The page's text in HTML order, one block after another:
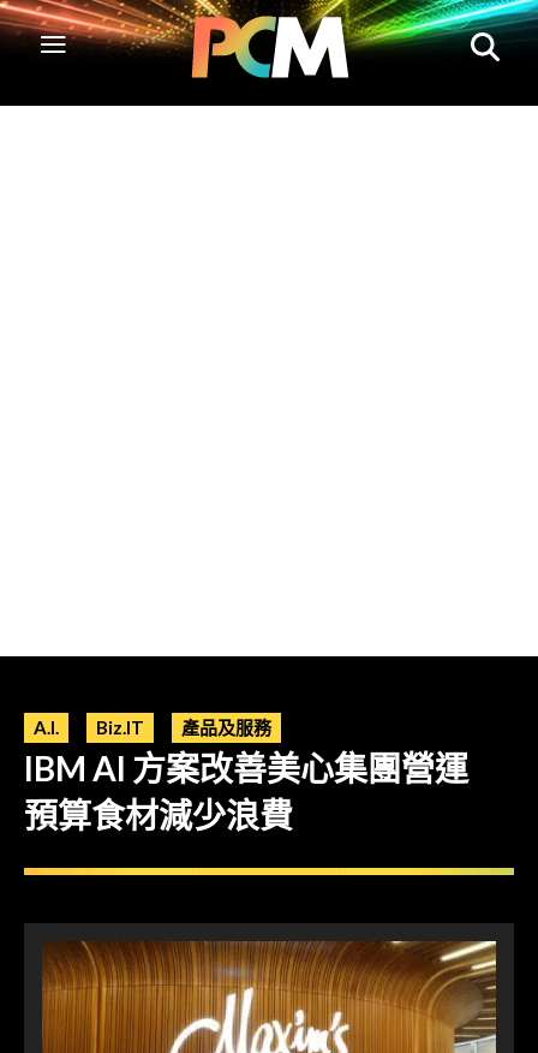
A.I. Biz.IT 產品及服務
IBM AI 方案改善美心集團營運
預算食材減少浪費